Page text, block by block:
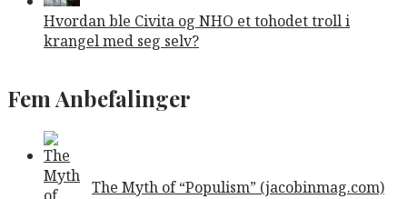
Hvordan ble Civita og NHO et tohodet troll i
krangel med seg selv?
Fem Anbefalinger
The Myth of “Populism” (jacobinmag.com)